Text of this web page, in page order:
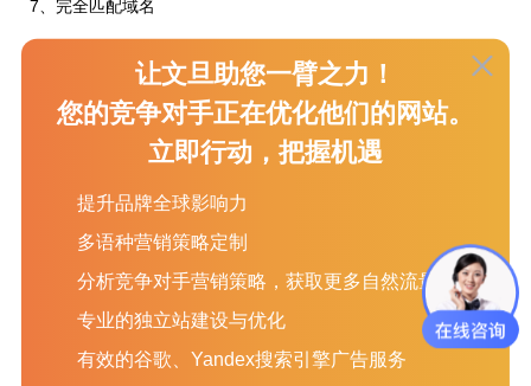
7、完全匹配域名
势，否则反而更容易被识别惩罚。
8、公开与隐藏Whois信息
Matt Cutts在2006年的Pubcon会议中说到：”当检查网站的
Whois时，发现不少都有隐私保护服务，这很不寻常。…打开
Whois隐私保护并不是默认的(不少是收费服务)，如果把这些因
素放到一起考虑，你的网站会被归到某个类别对待(打开隐私保护
的站)，而不独立了(可能被牵连)“
9、惩罚网站所有者
如果某人被识别为垃圾邮件发送者，那Google会仔细检查该人拥
让文旦助您一臂之力！
您的竞争对手正在优化他们的网站。
立即行动，把握机遇
提升品牌全球影响力
多语种营销策略定制
分析竞争对手营销策略，获取更多自然流量
专业的独立站建设与优化
有效的谷歌、Yandex搜索引擎广告服务